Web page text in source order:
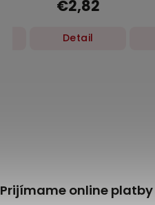
Superior 600
ml
€2,82
Detail
Prijímame online platby